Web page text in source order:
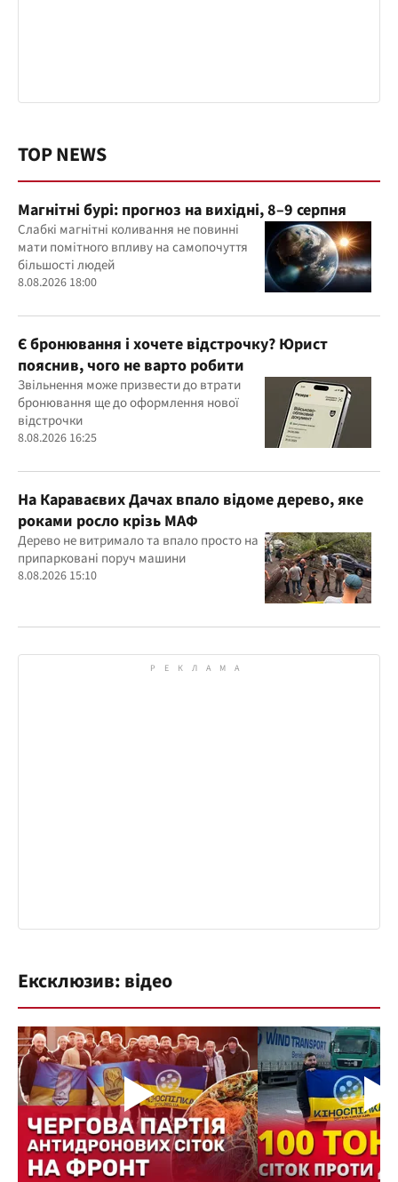
TOP NEWS
Магнітні бурі: прогноз на вихідні, 8–9 серпня
Слабкі магнітні коливання не повинні
мати помітного впливу на самопочуття
більшості людей
8.08.2026 18:00
Є бронювання і хочете відстрочку? Юрист
пояснив, чого не варто робити
Звільнення може призвести до втрати
бронювання ще до оформлення нової
відстрочки
8.08.2026 16:25
На Караваєвих Дачах впало відоме дерево, яке
роками росло крізь МАФ
Дерево не витримало та впало просто на
припарковані поруч машини
8.08.2026 15:10
Ексклюзив: відео